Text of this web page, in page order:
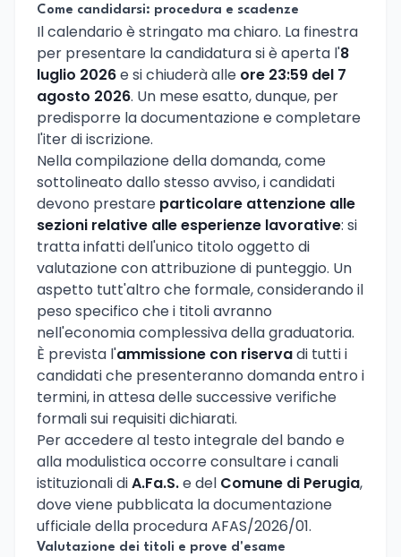
Come candidarsi: procedura e scadenze
Il calendario è stringato ma chiaro. La finestra
per presentare la candidatura si è aperta l'8
luglio 2026e si chiuderà alle ore 23:59 del 7
agosto 2026. Un mese esatto, dunque, per
predisporre la documentazione e completare
l'iter di iscrizione.
Nella compilazione della domanda, come
sottolineato dallo stesso avviso, i candidati
devono prestare particolare attenzione alle
sezioni relative alle esperienze lavorative: si
tratta infatti dell'unico titolo oggetto di
valutazione con attribuzione di punteggio. Un
aspetto tutt'altro che formale, considerando il
peso specifico che i titoli avranno
nell'economia complessiva della graduatoria.
È prevista l'ammissione con riservadi tutti i
candidati che presenteranno domanda entro i
termini, in attesa delle successive verifiche
formali sui requisiti dichiarati.
Per accedere al testo integrale del bando e
alla modulistica occorre consultare i canali
istituzionali diA.Fa.S.e del Comune di Perugia,
dove viene pubblicata la documentazione
ufficiale della procedura AFAS/2026/01.
Valutazione dei titoli e prove d'esame